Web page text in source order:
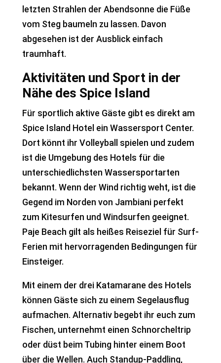
letzten Strahlen der Abendsonne die Füße
vom Steg baumeln zu lassen. Davon
abgesehen ist der Ausblick einfach
traumhaft.
Aktivitäten und Sport in der
Nähe des Spice Island
Für sportlich aktive Gäste gibt es direkt am
Spice Island Hotel ein Wassersport Center.
Dort könnt ihr Volleyball spielen und zudem
ist die Umgebung des Hotels für die
unterschiedlichsten Wassersportarten
bekannt. Wenn der Wind richtig weht, ist die
Gegend im Norden von Jambiani perfekt
zum Kitesurfen und Windsurfen geeignet.
Paje Beach gilt als heißes Reiseziel für Surf-
Ferien mit hervorragenden Bedingungen für
Einsteiger.
Mit einem der drei Katamarane des Hotels
können Gäste sich zu einem Segelausflug
aufmachen. Alternativ begebt ihr euch zum
Fischen, unternehmt einen Schnorcheltrip
oder düst beim Tubing hinter einem Boot
über die Wellen. Auch Standup-Paddling,